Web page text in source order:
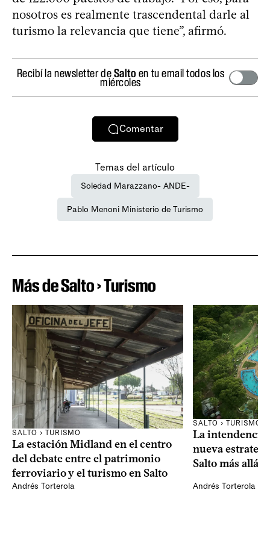
nosotros es realmente trascendental darle al
turismo la relevancia que tiene”, afirmó.
Recibí la newsletter deSalto en tu email todos los
miércoles
Comentar
Temas del artículo
Soledad Marazzano- ANDE-
Pablo Menoni Ministerio de Turismo
Más de Salto › Turismo
SALTO › TURISMO
La estación Midland en el centro
del debate entre el patrimonio
ferroviario y el turismo en Salto
Andrés Torterola
SALTO › TURISMO
La intendencia
nueva
Salto más allá
Andrés Torterola